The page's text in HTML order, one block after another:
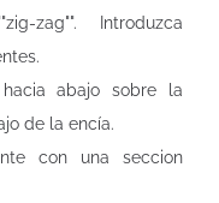
zag"". Introduzca
abajo sobre la
de la encía.
con una seccion